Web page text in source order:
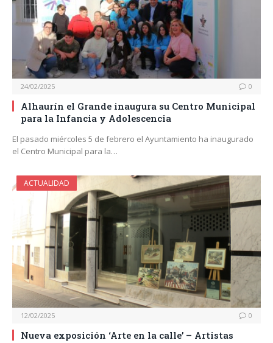
24/02/2025 0
Alhaurín el Grande inaugura su Centro Municipal
para la Infancia y Adolescencia
El pasado miércoles 5 de febrero el Ayuntamiento ha inaugurado
el Centro Municipal para la…
ACTUALIDAD
12/02/2025 0
Nueva exposición ‘Arte en la calle’ – Artistas